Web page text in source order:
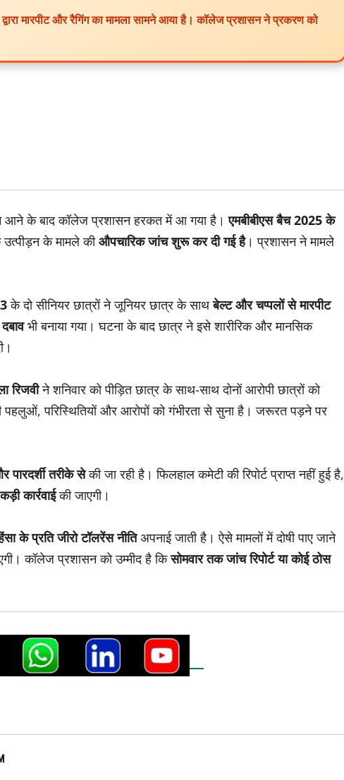
मारपीट और रैगिंग का मामला सामने आया है। कॉलेज प्रशासन ने प्रकरण को
आने के बाद कॉलेज प्रशासन हरकत में आ गया है।एमबीबीएस बैच 2025 के
उत्पीड़न के मामले कीऔपचारिक जांच शुरू कर दी गई है। प्रशासन ने मामले
के दो सीनियर छात्रों ने जूनियर छात्र के साथबेल्ट और चप्पलों से मारपीट
भी बनाया गया। घटना के बाद छात्र ने इसे शारीरिक और मानसिक
रिजवीने शनिवार को पीड़ित छात्र के साथ-साथ दोनों आरोपी छात्रों को
परिस्थितियों और आरोपों को गंभीरता से सुना है। जरूरत पड़ने पर
पारदर्शी तरीके सेकी जा रही है। फिलहाल कमेटी की रिपोर्ट प्राप्त नहीं हुई है,
कार्रवाईकी जाएगी।
के प्रति जीरो टॉलरेंस नीतिअपनाई जाती है। ऐसे मामलों में दोषी पाए जाने
कॉलेज प्रशासन को उम्मीद है किसोमवार तक जांच रिपोर्ट या कोई ठोस